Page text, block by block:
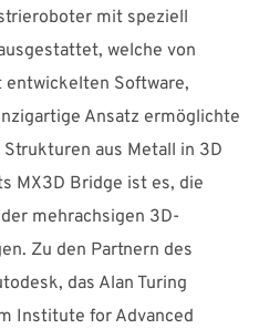
mit speziell
welche von
Software,
Ansatz ermöglichte
aus Metall in 3D
MX3D Bridge ist es, die
mehrachsigen 3D-
Zu den Partnern des
das Alan Turing
Institute for Advanced